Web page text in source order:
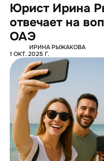
Юрист Ирина
отвечает на
ОАЭ
ИРИНА РЫЖАКОВА
1 ОКТ. 2025 Г.